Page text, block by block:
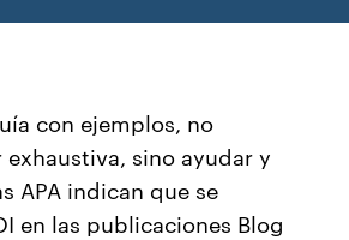
con ejemplos, no
exhaustiva, sino ayudar y
APA indican que se
en las publicaciones Blog